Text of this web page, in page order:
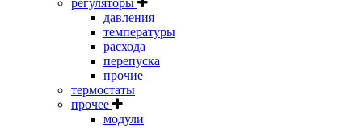
давления
температуры
расхода
перепуска
прочие
термостаты
прочее
модули